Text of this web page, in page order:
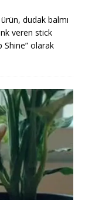
dudak balmı
veren stick
olarak